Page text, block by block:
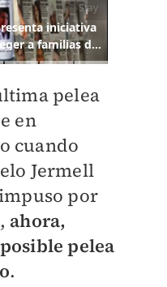
pelea
en
cuando
Jermell
por
ahora,
pelea
.